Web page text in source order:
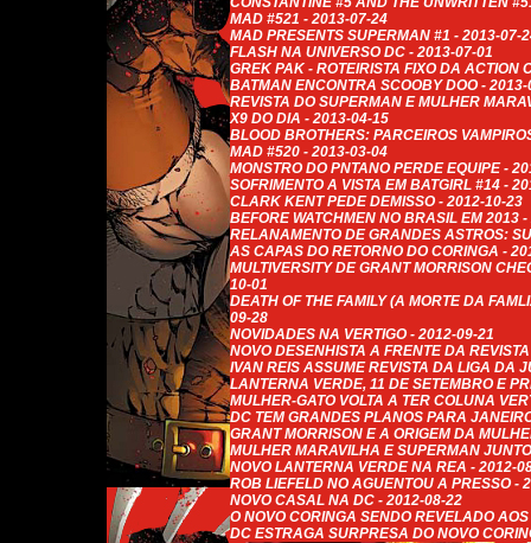
MAD #521 - 2013-07-24
MAD PRESENTS SUPERMAN #1 - 2013-07-
FLASH NA UNIVERSO DC - 2013-07-01
GREK PAK - ROTEIRISTA FIXO DA ACTION
BATMAN ENCONTRA SCOOBY DOO - 2013-
REVISTA DO SUPERMAN E MULHER
X9 DO DIA - 2013-04-15
BLOOD BROTHERS: PARCEIROS
MAD #520 - 2013-03-04
MONSTRO DO PNTANO PERDE EQUIPE -
SOFRIMENTO A VISTA EM BATGIRL #14 -
CLARK KENT PEDE DEMISSO - 2012-10-23
BEFORE WATCHMEN NO BRASIL EM 2013
RELANAMENTO DE GRANDES ASTROS:
AS CAPAS DO RETORNO DO CORINGA -
MULTIVERSITY DE GRANT MORRISON
10-01
DEATH OF THE FAMILY (A MORTE DA
09-28
NOVIDADES NA VERTIGO - 2012-09-21
NOVO DESENHISTA A FRENTE DA
IVAN REIS ASSUME REVISTA DA LIGA DA
LANTERNA VERDE, 11 DE SETEMBRO E
MULHER-GATO VOLTA A TER COLUNA
DC TEM GRANDES PLANOS PARA
GRANT MORRISON E A ORIGEM DA
MULHER MARAVILHA E SUPERMAN
NOVO LANTERNA VERDE NA REA - 2012-
ROB LIEFELD NO AGUENTOU A PRESSO -
NOVO CASAL NA DC - 2012-08-22
O NOVO CORINGA SENDO REVELADO
DC ESTRAGA SURPRESA DO NOVO